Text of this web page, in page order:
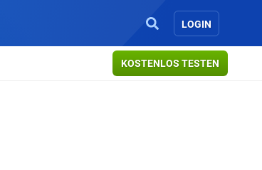
LOGIN
KOSTENLOS TESTEN